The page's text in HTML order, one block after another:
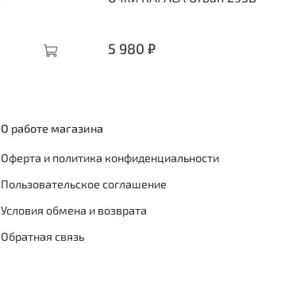
5 980 ₽
О работе магазина
Оферта и политика конфиденциальности
Пользовательское соглашение
Условия обмена и возврата
Обратная связь